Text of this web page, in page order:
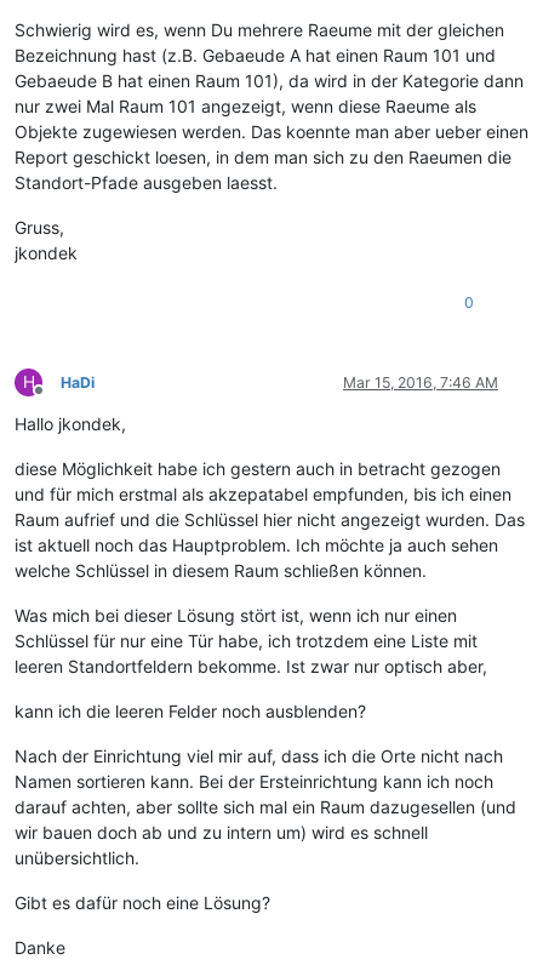
Schwierig wird es, wenn Du mehrere Raeume mit der gleichen
Bezeichnung hast (z.B. Gebaeude A hat einen Raum 101 und
Gebaeude B hat einen Raum 101), da wird in der Kategorie dann
nur zwei Mal Raum 101 angezeigt, wenn diese Raeume als
Objekte zugewiesen werden. Das koennte man aber ueber einen
Report geschickt loesen, in dem man sich zu den Raeumen die
Standort-Pfade ausgeben laesst.
Gruss,
jkondek
0
H
Offline
HaDi Mar 15, 2016, 7:46 AM
Hallo jkondek,
diese Möglichkeit habe ich gestern auch in betracht gezogen
und für mich erstmal als akzepatabel empfunden, bis ich einen
Raum aufrief und die Schlüssel hier nicht angezeigt wurden. Das
ist aktuell noch das Hauptproblem. Ich möchte ja auch sehen
welche Schlüssel in diesem Raum schließen können.
Was mich bei dieser Lösung stört ist, wenn ich nur einen
Schlüssel für nur eine Tür habe, ich trotzdem eine Liste mit
leeren Standortfeldern bekomme. Ist zwar nur optisch aber,
kann ich die leeren Felder noch ausblenden?
Nach der Einrichtung viel mir auf, dass ich die Orte nicht nach
Namen sortieren kann. Bei der Ersteinrichtung kann ich noch
darauf achten, aber sollte sich mal ein Raum dazugesellen (und
wir bauen doch ab und zu intern um) wird es schnell
unübersichtlich.
Gibt es dafür noch eine Lösung?
Danke